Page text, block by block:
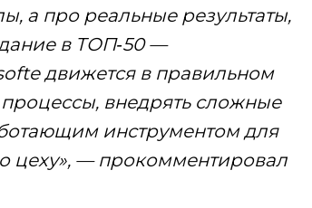
а про реальные результаты,
в ТОП‑50 —
движется в правильном
внедрять сложные
инструментом для
цеху», — прокомментировал